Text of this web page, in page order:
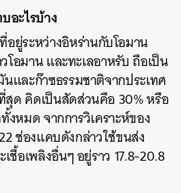
อะไรบ้าง
ยู่ระหว่างอิหร่านกับโอมาน
โอมาน และทะเลอาหรับ ถือเป็น
และก๊าซธรรมชาติจากประเทศ
ด คิดเป็นสัดส่วนคือ 30% หรือ
งหมด จากการวิเคราะห์ของ
ช่องแคบดังกล่าวใช้ขนส่ง
ชื้อเพลิงอื่นๆ อยู่ราว 17.8-20.8